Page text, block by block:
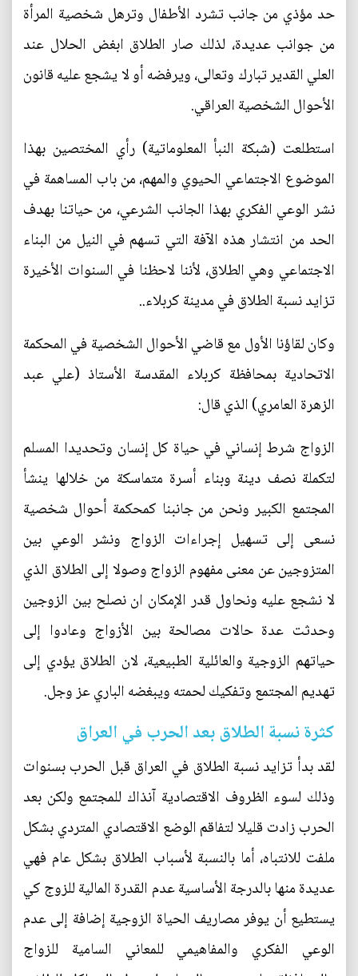
حد مؤذي من جانب تشرد الأطفال وترهل شخصية المرأة
من جوانب عديدة، لذلك صار الطلاق ابغض الحلال عند
العلي القدير تبارك وتعالى، ويرفضه أو لا يشجع عليه قانون
الأحوال الشخصية العراقي.
استطلعت (شبكة النبأ المعلوماتية) رأي المختصين بهذا
الموضوع الاجتماعي الحيوي والمهم، من باب المساهمة في
نشر الوعي الفكري بهذا الجانب الشرعي، من حياتنا بهدف
الحد من انتشار هذه الآفة التي تسهم في النيل من البناء
الاجتماعي وهي الطلاق، لأننا لاحظنا في السنوات الأخيرة
تزايد نسبة الطلاق في مدينة كربلاء..
وكان لقاؤنا الأول مع قاضي الأحوال الشخصية في المحكمة
الاتحادية بمحافظة كربلاء المقدسة الأستاذ (علي عبد
الزهرة العامري) الذي قال:
الزواج شرط إنساني في حياة كل إنسان وتحديدا المسلم
لتكملة نصف دينة وبناء أسرة متماسكة من خلالها ينشأ
المجتمع الكبير ونحن من جانبنا كمحكمة أحوال شخصية
نسعى إلى تسهيل إجراءات الزواج ونشر الوعي بين
المتزوجين عن معنى مفهوم الزواج وصولا إلى الطلاق الذي
لا نشجع عليه ونحاول قدر الإمكان ان نصلح بين الزوجين
وحدثت عدة حالات مصالحة بين الأزواج وعادوا إلى
حياتهم الزوجية والعائلية الطبيعية، لان الطلاق يؤدي إلى
تهديم المجتمع وتفكيك لحمته ويبغضه الباري عز وجل.
كثرة نسبة الطلاق بعد الحرب في العراق
لقد بدأ تزايد نسبة الطلاق في العراق قبل الحرب بسنوات
وذلك لسوء الظروف الاقتصادية آنذاك للمجتمع ولكن بعد
الحرب زادت قليلا لتفاقم الوضع الاقتصادي المتردي بشكل
ملفت للانتباه، أما بالنسبة لأسباب الطلاق بشكل عام فهي
عديدة منها بالدرجة الأساسية عدم القدرة المالية للزوج كي
يستطيع أن يوفر مصاريف الحياة الزوجية إضافة إلى عدم
الوعي الفكري والمفاهيمي للمعاني السامية للزواج